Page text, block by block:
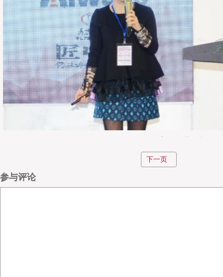
供应链创新发展，满足消费者个性
下一页
参与评论